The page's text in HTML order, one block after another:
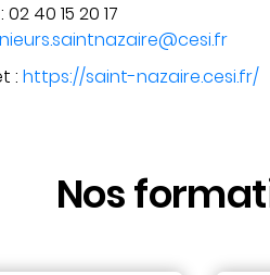
40 15 20 17
: https://saint-nazaire.cesi.fr/
Nos